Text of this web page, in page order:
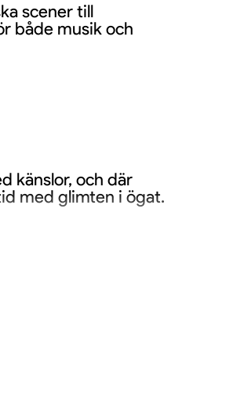
scener till
både musik och
känslor, och där
med glimten i ögat.